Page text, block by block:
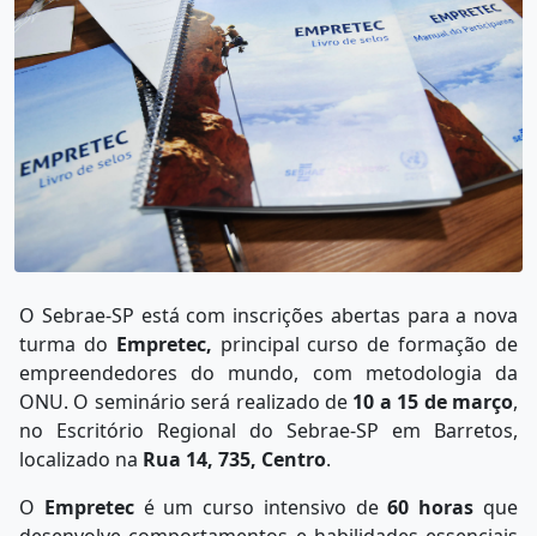
O Sebrae-SP está com inscrições abertas para a nova
turma do Empretec, principal curso de formação de
empreendedores do mundo, com metodologia da
ONU. O seminário será realizado de 10 a 15 de março,
no Escritório Regional do Sebrae-SP em Barretos,
localizado na Rua 14, 735, Centro.
O Empretecé um curso intensivo de60 horas que